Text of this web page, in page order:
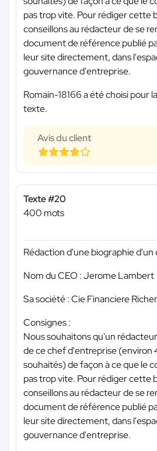
pas trop vite. Pour rédiger cette
conseillons au rédacteur de se
document de référence publié
leur site directement, dans
gouvernance d'entreprise.
Romain-18166 a été choisi pour
texte.
Avis du client
Texte #20
400 mots
Rédaction d'une biographie
Nom du CEO : Jerome Lambert
Sa société : Cie Financiere
Consignes :
Nous souhaitons qu'un
de ce chef d'entreprise (environ
souhaités) de façon à ce que le
pas trop vite. Pour rédiger cette
conseillons au rédacteur de se
document de référence publié
leur site directement, dans
gouvernance d'entreprise.